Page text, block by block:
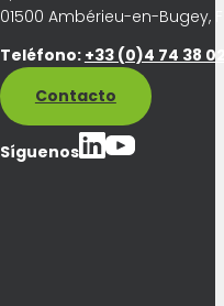
01500 Ambérieu-en-Bugey,
Teléfono: +33 (0)4 74 38 02
Contacto
Síguenos